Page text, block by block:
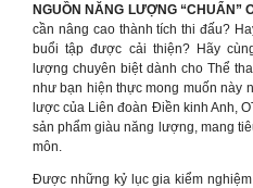
NGUỒN NĂNG LƯỢNG “CHUẨN”
cần nâng cao thành tích thi đấu?
buổi tập được cải thiện? Hãy
lượng chuyên biệt dành cho Thể
như bạn hiện thực mong muốn này
lược của Liên đoàn Điền kinh Anh,
sản phẩm giàu năng lượng, mang
môn.
Được những kỷ lục gia kiểm